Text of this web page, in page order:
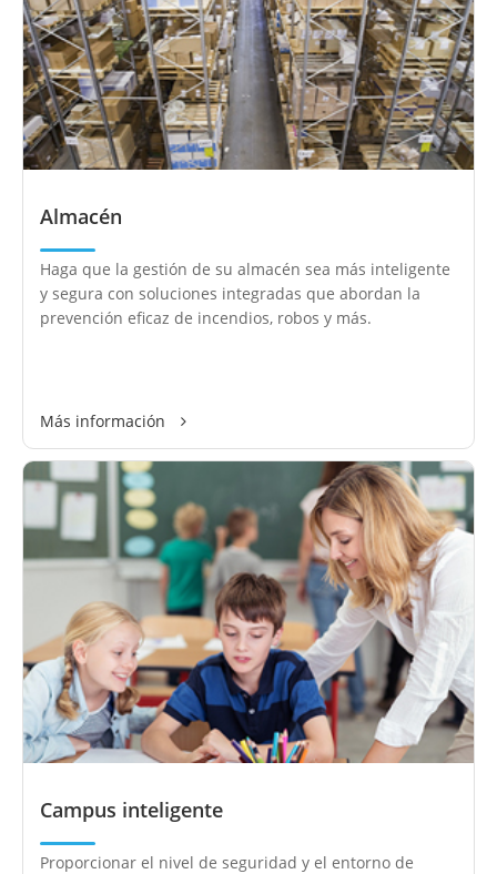
Almacén
Haga que la gestión de su almacén sea más inteligente
y segura con soluciones integradas que abordan la
prevención eficaz de incendios, robos y más.
Más información
Campus inteligente
Proporcionar el nivel de seguridad y el entorno de